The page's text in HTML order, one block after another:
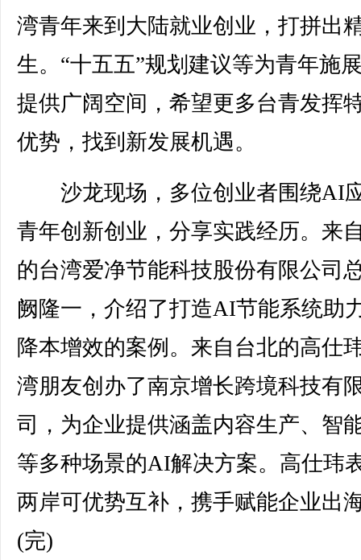
湾青年来到大陆就业创业，打拼出
生。“十五五”规划建议等为青年施
提供广阔空间，希望更多台青发挥
优势，找到新发展机遇。
沙龙现场，多位创业者围绕AI
青年创新创业，分享实践经历。来
的台湾爱净节能科技股份有限公司
阙隆一，介绍了打造AI节能系统助
降本增效的案例。来自台北的高仕
湾朋友创办了南京增长跨境科技有
司，为企业提供涵盖内容生产、智
等多种场景的AI解决方案。高仕玮
两岸可优势互补，携手赋能企业出
(完)